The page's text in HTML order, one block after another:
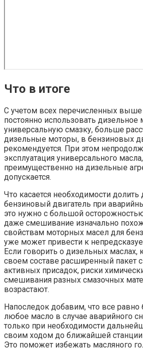
Что в итоге
С учетом всех перечисленных выше
постоянно использовать дизельное
универсальную смазку, больше
дизельные моторы, в бензиновых
рекомендуется. При этом
эксплуатация универсального
преимущественно на дизельные
допускается.
Что касается необходимости
бензиновый двигатель при
это нужно с большой
даже смешивание изначально
свойствам моторных масел для
уже может привести к
Если говорить о дизельных
своем составе расширенный пакет
активных присадок, риски
смешивания разных смазочных
возрастают.
Напоследок добавим, что все равно
любое масло в случае аварийного
только при необходимости
своим ходом до ближайшей станции
Это поможет избежать масляного